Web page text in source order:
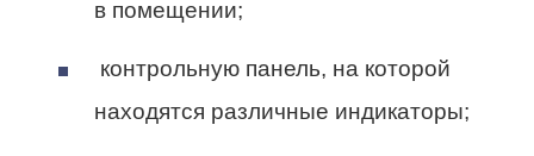
в помещении;
контрольную панель, на которой
находятся различные индикаторы;